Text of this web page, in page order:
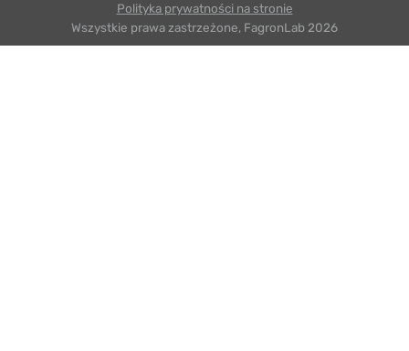
Polityka prywatności na stronie
Wszystkie prawa zastrzeżone, FagronLab 2026